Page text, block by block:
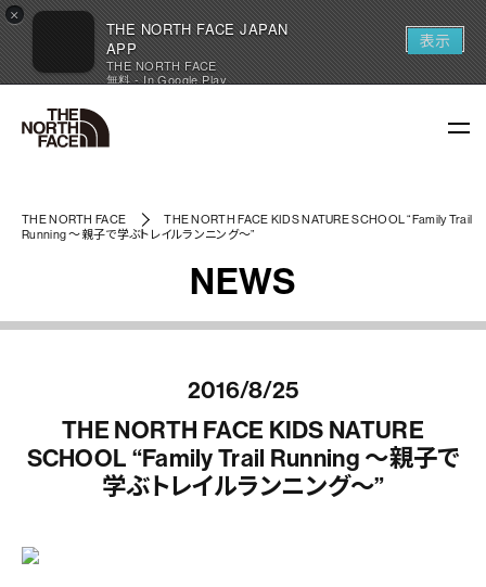
×
THE NORTH FACE JAPAN
APP
THE NORTH FACE
無料 - In Google Play
表示
THE NORTH FACE
THE NORTH FACE KIDS NATURE SCHOOL “Family Trail
Running ～親子で学ぶトレイルランニング～”
NEWS
2016/8/25
THE NORTH FACE KIDS NATURE
SCHOOL “Family Trail Running ～親子で
学ぶトレイルランニング～”